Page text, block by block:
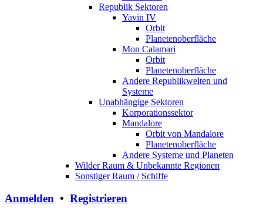
Republik Sektoren
Yavin IV
Orbit
Planetenoberfläche
Mon Calamari
Orbit
Planetenoberfläche
Andere Republikwelten und
Systeme
Unabhängige Sektoren
Korporationssektor
Mandalore
Orbit von Mandalore
Planetenoberfläche
Andere Systeme und Planeten
Wilder Raum & Unbekannte Regionen
Sonstiger Raum / Schiffe
Anmelden • Registrieren